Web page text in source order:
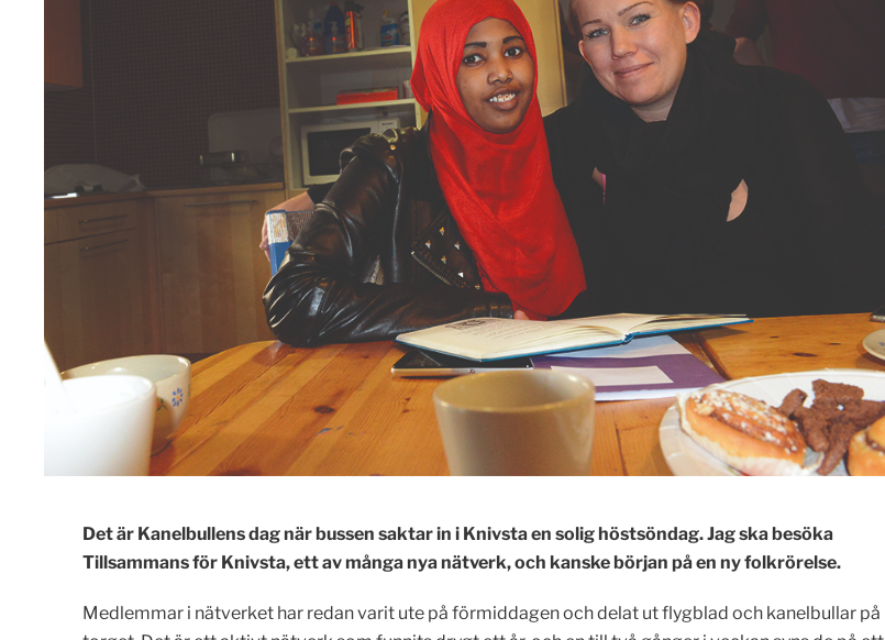
Det är Kanelbullens dag när bussen saktar in i Knivsta en solig höstsöndag. Jag ska besöka
Tillsammans för Knivsta, ett av många nya nätverk, och kanske början på en ny folkrörelse.
Medlemmar i nätverket har redan varit ute på förmiddagen och delat ut flygblad och kanelbullar på